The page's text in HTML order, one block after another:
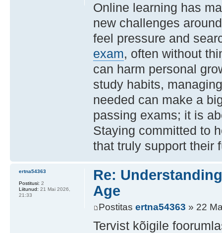
Online learning has
new challenges
feel pressure and
exam, often without
can harm personal
study habits,
needed can make a
passing exams; it is
Staying committed to
that truly support their
Re:
Age
Postitasertna54363 » 22
Tervist kõigile
ertna54363
Postitusi: 2
Liitunud: 21 Mai 2026,
21:33